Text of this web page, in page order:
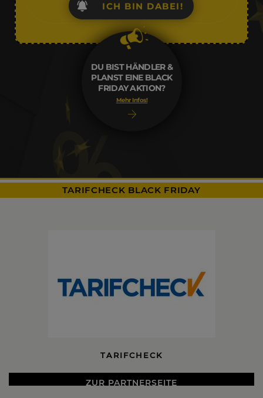
DU BIST HÄNDLER &
PLANST EINE BLACK
FRIDAY AKTION?
Mehr Infos!
ICH BIN DABEI!
TARIFCHECK BLACK FRIDAY
TARIFCHECK
ZUR PARTNERSEITE